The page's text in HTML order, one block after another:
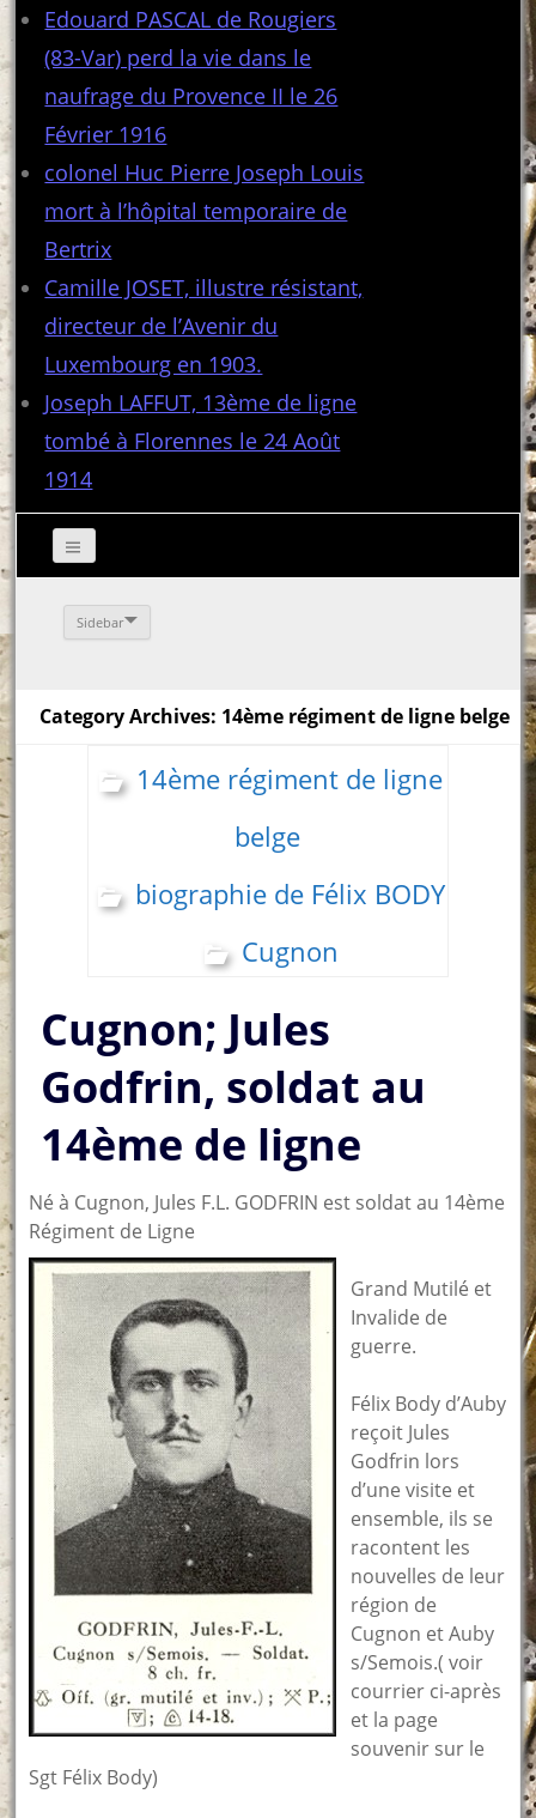
Edouard PASCAL de Rougiers
(83-Var) perd la vie dans le
naufrage du Provence II le 26
Février 1916
colonel Huc Pierre Joseph Louis
mort à l’hôpital temporaire de
Bertrix
Camille JOSET, illustre résistant,
directeur de l’Avenir du
Luxembourg en 1903.
Joseph LAFFUT, 13ème de ligne
tombé à Florennes le 24 Août
1914
Sidebar
Category Archives: 14ème régiment de ligne belge
14ème régiment de ligne
belge
biographie de Félix BODY
Cugnon
Cugnon; Jules
Godfrin, soldat au
14ème de ligne
Né à Cugnon, Jules F.L. GODFRIN est soldat au 14ème
Régiment de Ligne
Grand Mutilé et
Invalide de
guerre.
Félix Body d’Auby
reçoit Jules
Godfrin lors
d’une visite et
ensemble, ils se
racontent les
nouvelles de leur
région de
Cugnon et Auby
s/Semois.( voir
courrier ci-après
et la page
souvenir sur le
Sgt Félix Body)